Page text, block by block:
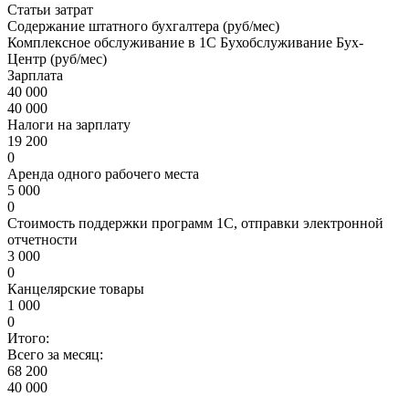
Статьи затрат
Содержание штатного бухгалтера (руб/мес)
Комплексное обслуживание в 1С Бухобслуживание Бух-
Центр (руб/мес)
Зарплата
40 000
40 000
Налоги на зарплату
19 200
0
Аренда одного рабочего места
5 000
0
Стоимость поддержки программ 1С, отправки электронной
отчетности
3 000
0
Канцелярские товары
1 000
0
Итого:
Всего за месяц:
68 200
40 000